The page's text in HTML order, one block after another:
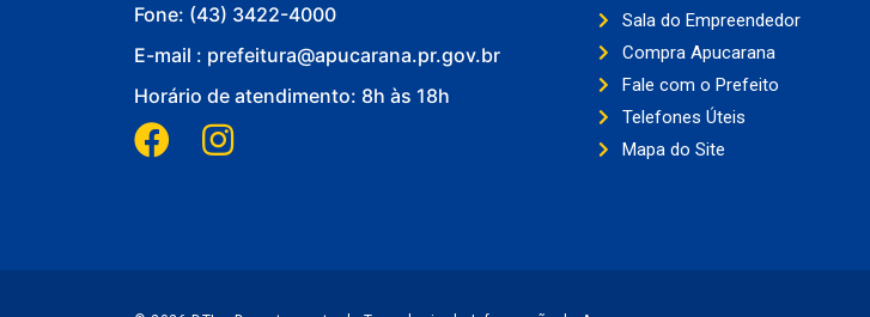
Fone: (43) 3422-4000
E-mail : prefeitura@apucarana.pr.gov.br
Horário de atendimento: 8h às 18h
Sala do Empreendedor
Compra Apucarana
Fale com o Prefeito
Telefones Úteis
Mapa do Site